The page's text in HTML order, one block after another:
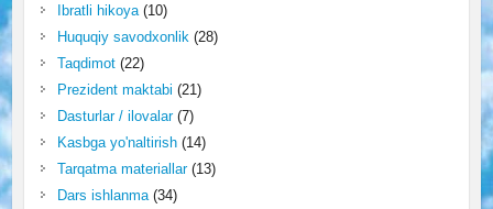
Ibratli hikoya(10)
Huquqiy savodxonlik (28)
Taqdimot(22)
Prezident maktabi (21)
Dasturlar / ilovalar(7)
Kasbga yo'naltirish(14)
Tarqatma materiallar(13)
Dars ishlanma(34)